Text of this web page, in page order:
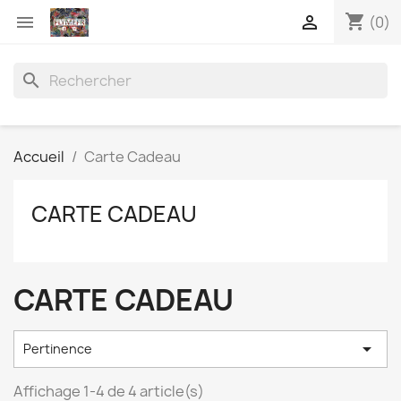
 shopping_cart (0)

search
Accueil Carte Cadeau
CARTE CADEAU
CARTE CADEAU
Pertinence 
Affichage 1-4 de 4 article(s)